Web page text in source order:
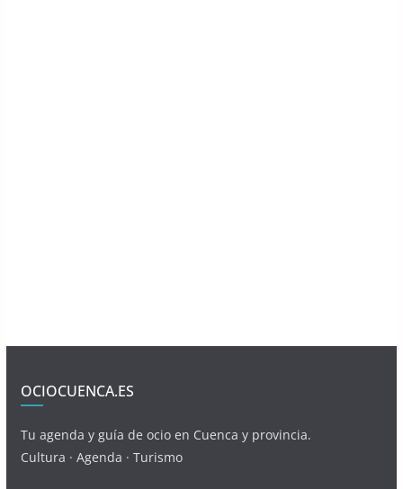
OCIOCUENCA.ES
Tu agenda y guía de ocio en Cuenca y provincia.
Cultura · Agenda · Turismo